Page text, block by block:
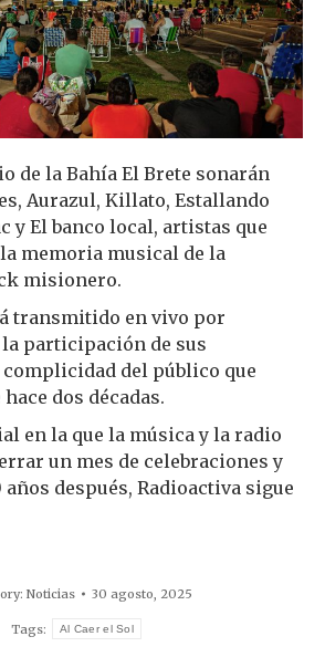
de la Bahía El Brete sonarán
Aurazul, Killato, Estallando
y El banco local, artistas que
memoria musical de la
misionero.
transmitido en vivo por
participación de sus
del público que
dos décadas.
en la que la música y la radio
un mes de celebraciones y
después, Radioactiva sigue
Noticias 30 agosto, 2025
Tags: Al Caer el Sol